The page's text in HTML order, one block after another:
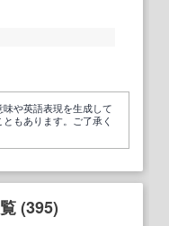
や英語表現を生成して
もあります。ご了承く
(395)